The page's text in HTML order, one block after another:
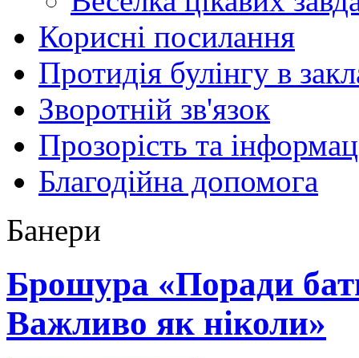
Корисні посилання
Протидія булінгу в
Зворотній зв'язок
Прозорість та
Благодійна допомога
Банери
Брошура «Поради
Важливо як ніколи»